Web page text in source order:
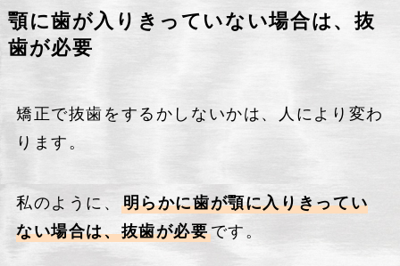
顎に歯が入りきっていない場合は、抜
歯が必要
矯正で抜歯をするかしないかは、人により変わ
ります。
私のように、 明らかに歯が顎に入りきってい
ない場合は、抜歯が必要です。